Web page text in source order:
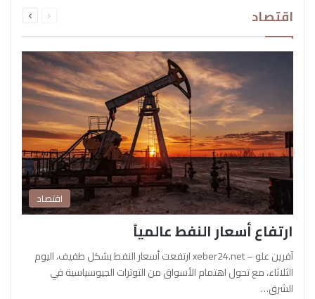
اقتصاد الصفحةالصفحة
اقتصاد
ارتفاع أسعار النفط عالمياً
آفرين علو – xeber24.net ارتفعت أسعار النفط بشكل طفيف، اليوم
الثلاثاء، مع تحول اهتمام الأسواق من التوترات الجيوسياسية في
الشرق…